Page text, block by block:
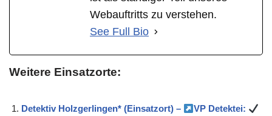
Webauftritts zu verstehen.
See Full Bio
Weitere Einsatzorte:
Detektiv Holzgerlingen* (Einsatzort) –
VP Detektei: